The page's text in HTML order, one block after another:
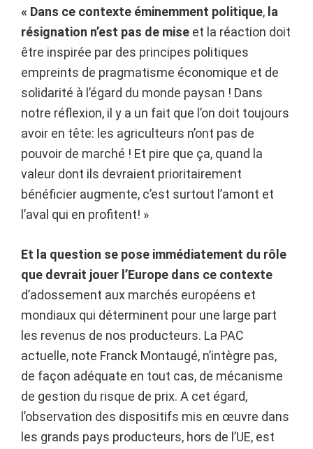
« Dans ce contexte éminemment politique, la
résignation n’est pas de mise et la réaction doit
être inspirée par des principes politiques
empreints de pragmatisme économique et de
solidarité à l’égard du monde paysan ! Dans
notre réflexion, il y a un fait que l’on doit toujours
avoir en tête: les agriculteurs n’ont pas de
pouvoir de marché ! Et pire que ça, quand la
valeur dont ils devraient prioritairement
bénéficier augmente, c’est surtout l’amont et
l’aval qui en profitent! »
Et la question se pose immédiatement du rôle
que devrait jouer l’Europe dans ce contexte
d’adossement aux marchés européens et
mondiaux qui déterminent pour une large part
les revenus de nos producteurs. La PAC
actuelle, note Franck Montaugé, n’intègre pas,
de façon adéquate en tout cas, de mécanisme
de gestion du risque de prix. A cet égard,
l’observation des dispositifs mis en œuvre dans
les grands pays producteurs, hors de l’UE, est